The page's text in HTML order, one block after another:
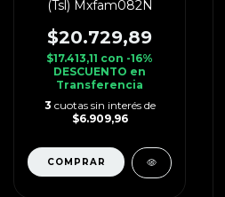
(Tsl) Mxfam082N
$20.729,89
$17.413,11 con -16%
DESCUENTO en
Transferencia
3 cuotas sin interés de
$6.909,96